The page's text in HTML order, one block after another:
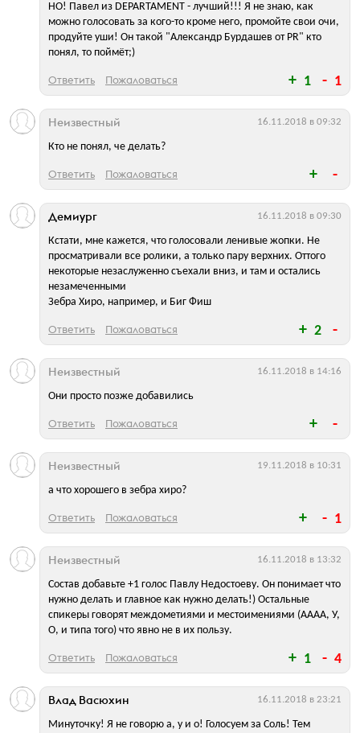
1 1
НО! Павел из DEPARTAMENT - лучший!!! Я не знаю, как
можно голосовать за кого-то кроме него, промойте свои очи,
продуйте уши! Он такой "Александр Бурдашев от PR" кто
понял, то поймёт;)
Ответить Пожаловаться
Кто не понял, че делать?
Неизвестный 16.11.2018 в 09:32
Ответить Пожаловаться
2
Кстати, мне кажется, что голосовали ленивые жопки. Не
просматривали все ролики, а только пару верхних. Оттого
некоторые незаслуженно съехали вниз, и там и остались
незамеченными
Зебра Хиро, например, и Биг Фиш
Демиург 16.11.2018 в 09:30
Ответить Пожаловаться
Они просто позже добавились
Неизвестный 16.11.2018 в 14:16
Ответить Пожаловаться
1
а что хорошего в зебра хиро?
Неизвестный 19.11.2018 в 10:31
Ответить Пожаловаться
1 4
Состав добавьте +1 голос Павлу Недостоеву. Он понимает что
нужно делать и главное как нужно делать!) Остальные
спикеры говорят междометиями и местоимениями (АААА, У,
О, и типа того) что явно не в их пользу.
Неизвестный 16.11.2018 в 13:32
Ответить Пожаловаться
Минуточку! Я не говорю а, у и о! Голосуем за Соль! Тем
Влад Васюхин 16.11.2018 в 23:21